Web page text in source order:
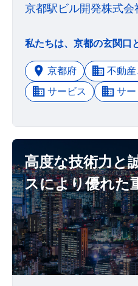
京都駅ビル開発株式会
京都府
不動
サービス
サ
高度な技術力と
スにより優れた